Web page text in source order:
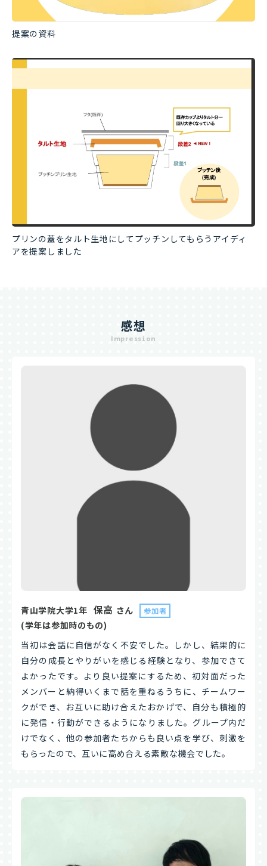
提案の資料
プリンの蓋をタルト生地にしてプッチンしてもらうアイディ
アを提案しました
感想
Impression
青山学院大学1年 保高 さん 参加者
(学年は参加時のもの)
当初は会話に自信がなく不安でした。しかし、結果的に
自分の成長とやりがいを感じる経験となり、参加できて
よかったです。より良い提案にするため、初対面だった
メンバーと納得いくまで話を重ねるうちに、チームワー
クができ、お互いに助け合えたおかげで、自分も積極的
に発信・行動ができるようになりました。グループ内だ
けでなく、他の参加者たちからも良い点を学び、刺激を
もらったので、互いに高め合える素敵な機会でした。